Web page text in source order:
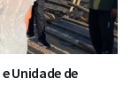
Unidade de